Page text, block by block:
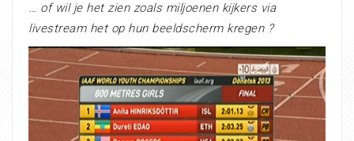
… of wil je het zien zoals miljoenen kijkers via
livestream het op hun beeldscherm kregen ?